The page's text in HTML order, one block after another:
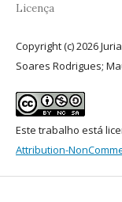
Licença
Copyright (c) 2026
Soares Rodrigues;
Este trabalho está
Attribution-